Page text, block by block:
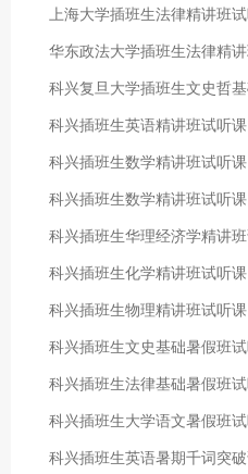
上海大学插班生法律精讲班
华东政法大学插班生法律精
科兴复旦大学插班生文史哲
科兴插班生英语精讲班试听课
科兴插班生数学精讲班试听课
科兴插班生数学精讲班试听课
科兴插班生华理经济学精讲
科兴插班生化学精讲班试听课
科兴插班生物理精讲班试听课
科兴插班生文史基础暑假班
科兴插班生法律基础暑假班
科兴插班生大学语文暑假班
科兴插班生英语暑期千词突